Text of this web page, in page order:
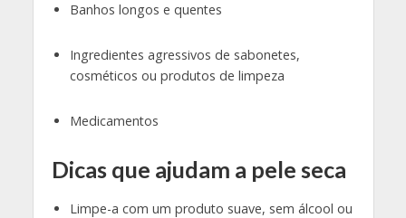
Banhos longos e quentes
Ingredientes agressivos de sabonetes,
cosméticos ou produtos de limpeza
Medicamentos
Dicas que ajudam a pele seca
Limpe-a com um produto suave, sem álcool ou